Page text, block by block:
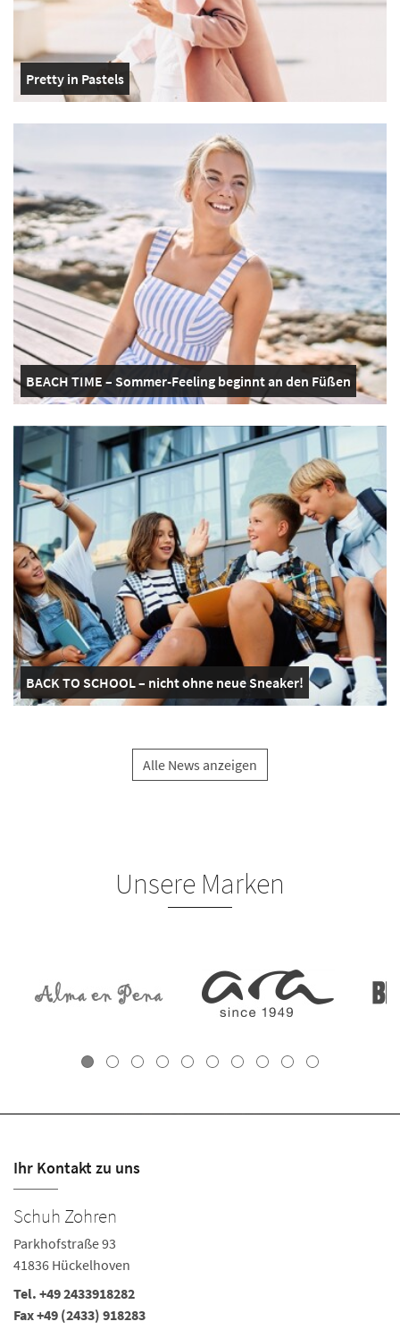
Pretty in Pastels
BEACH TIME – Sommer-Feeling beginnt an den Füßen
BACK TO SCHOOL – nicht ohne neue Sneaker!
Alle News anzeigen
Unsere Marken
Ihr Kontakt zu uns
Schuh Zohren
Parkhofstraße 93
41836 Hückelhoven
Tel. +49 2433918282
Fax +49 (2433) 918283